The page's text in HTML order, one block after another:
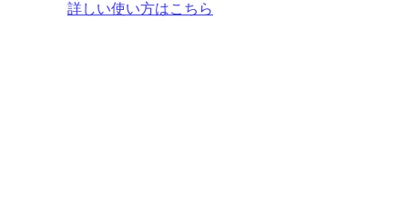
詳しい使い方はこちら